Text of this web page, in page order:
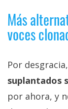
Más
voces
Por
suplantados
por ahora, y